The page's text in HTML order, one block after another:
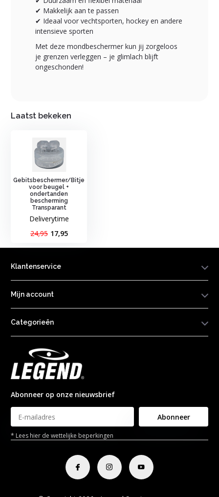
✔ Makkelijk aan te passen
✔ Ideaal voor vechtsporten, hockey en andere
intensieve sporten
Met deze mondbeschermer kun jij zorgeloos
je grenzen verleggen – je glimlach blijft
ongeschonden!
Laatst bekeken
Gebitsbeschermer/Bitje
voor beugel +
ondertanden
bescherming
Transparant
Deliverytime
24,95 17,95
Klantenservice
Mijn account
Categorieën
Abonneer op onze nieuwsbrief
Abonneer
* Lees hier de wettelijke beperkingen